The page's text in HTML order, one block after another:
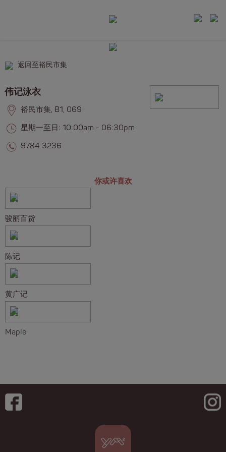
返回至裕民市集
伟记泳衣
裕民市集, B1, 069
星期一至日: 10:00am - 06:30pm
9784 3236
你或许喜欢
骏丽百货
陈记
黄广记
Maple